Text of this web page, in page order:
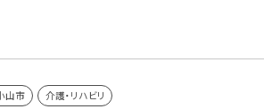
山市 介護・リハビリ